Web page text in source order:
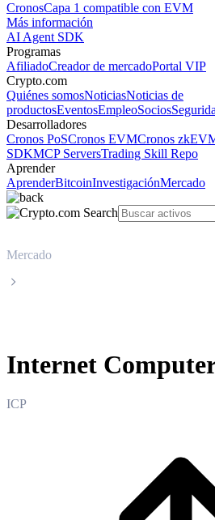
CronosCapa 1 compatible con EVM
Más información
AI Agent SDK
Programas
AfiliadoCreador de mercadoPortal VIP
Crypto.com
Quiénes somosNoticiasNoticias de
productosEventosEmpleoSocios
Desarrolladores
Cronos PoSCronos EVMCronos
SDKMCP ServersTrading Skill Repo
Aprender
AprenderBitcoinInvestigaciónMercado
Mercado
Internet
ICP